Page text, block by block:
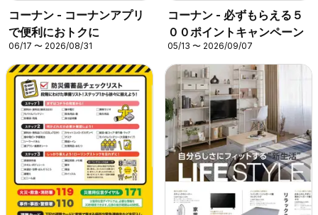
コーナン - コーナンアプリ
で便利におトクに
06/17 〜 2026/08/31
コーナン - 必ずもらえる５
００ポイントキャンペーン
05/13 〜 2026/09/07